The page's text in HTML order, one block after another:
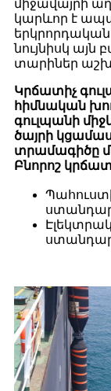
միջավայրի
կարևոր է
նույնիսկ այն
տարիներ
Կրճատիչ
հիմնական
գուլպանի
ծայրի
տրամագիծը
Բնորոշ